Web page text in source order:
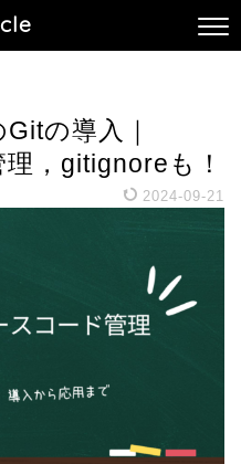
の導入｜
，gitignoreも！
2024-09-21